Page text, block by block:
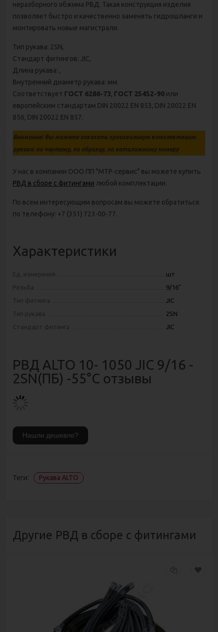
неразборного обжима РВД. Такая конструкция изделия
позволяет быстро и качественно заменять гидрошланги и
монтировать новые магистрали.
Тип рукава: 2SN,
Стандарт фитингов: JIC,
Длина рукава: ,
Внутренний диаметр рукава: мм.
Соответствует ГОСТ 6286-73, ГОСТ 25452-90 или
европейским стандартам DIN 20022 ЕN 853, DIN 20022 ЕN
856, DIN 20022 ЕN 857.
Внимание! Вы можете заказать произвольную комплектацию
рукава: по чертежу, по образцу, по каталожному номеру
У нас в компании ООО ПП "МТР-сервис" вы можете купить
РВД в сборе с фитингами любой комплектации.
По всем интересующим вопросам вы можете обратиться
по телефону: +7 (351) 723-00-77.
Характеристики
Ед. измерения
шт
Резьба
9/16"
Тип фитинга
JIC
Тип рукава
2SN
Стандарт фитинга
JIC
РВД ALTO 10- 1050 JIC 9/16 -
2SN(ПБ) -55°C отзывы
Теги: Рукава ALTO
Другие РВД в сборе с фитингами